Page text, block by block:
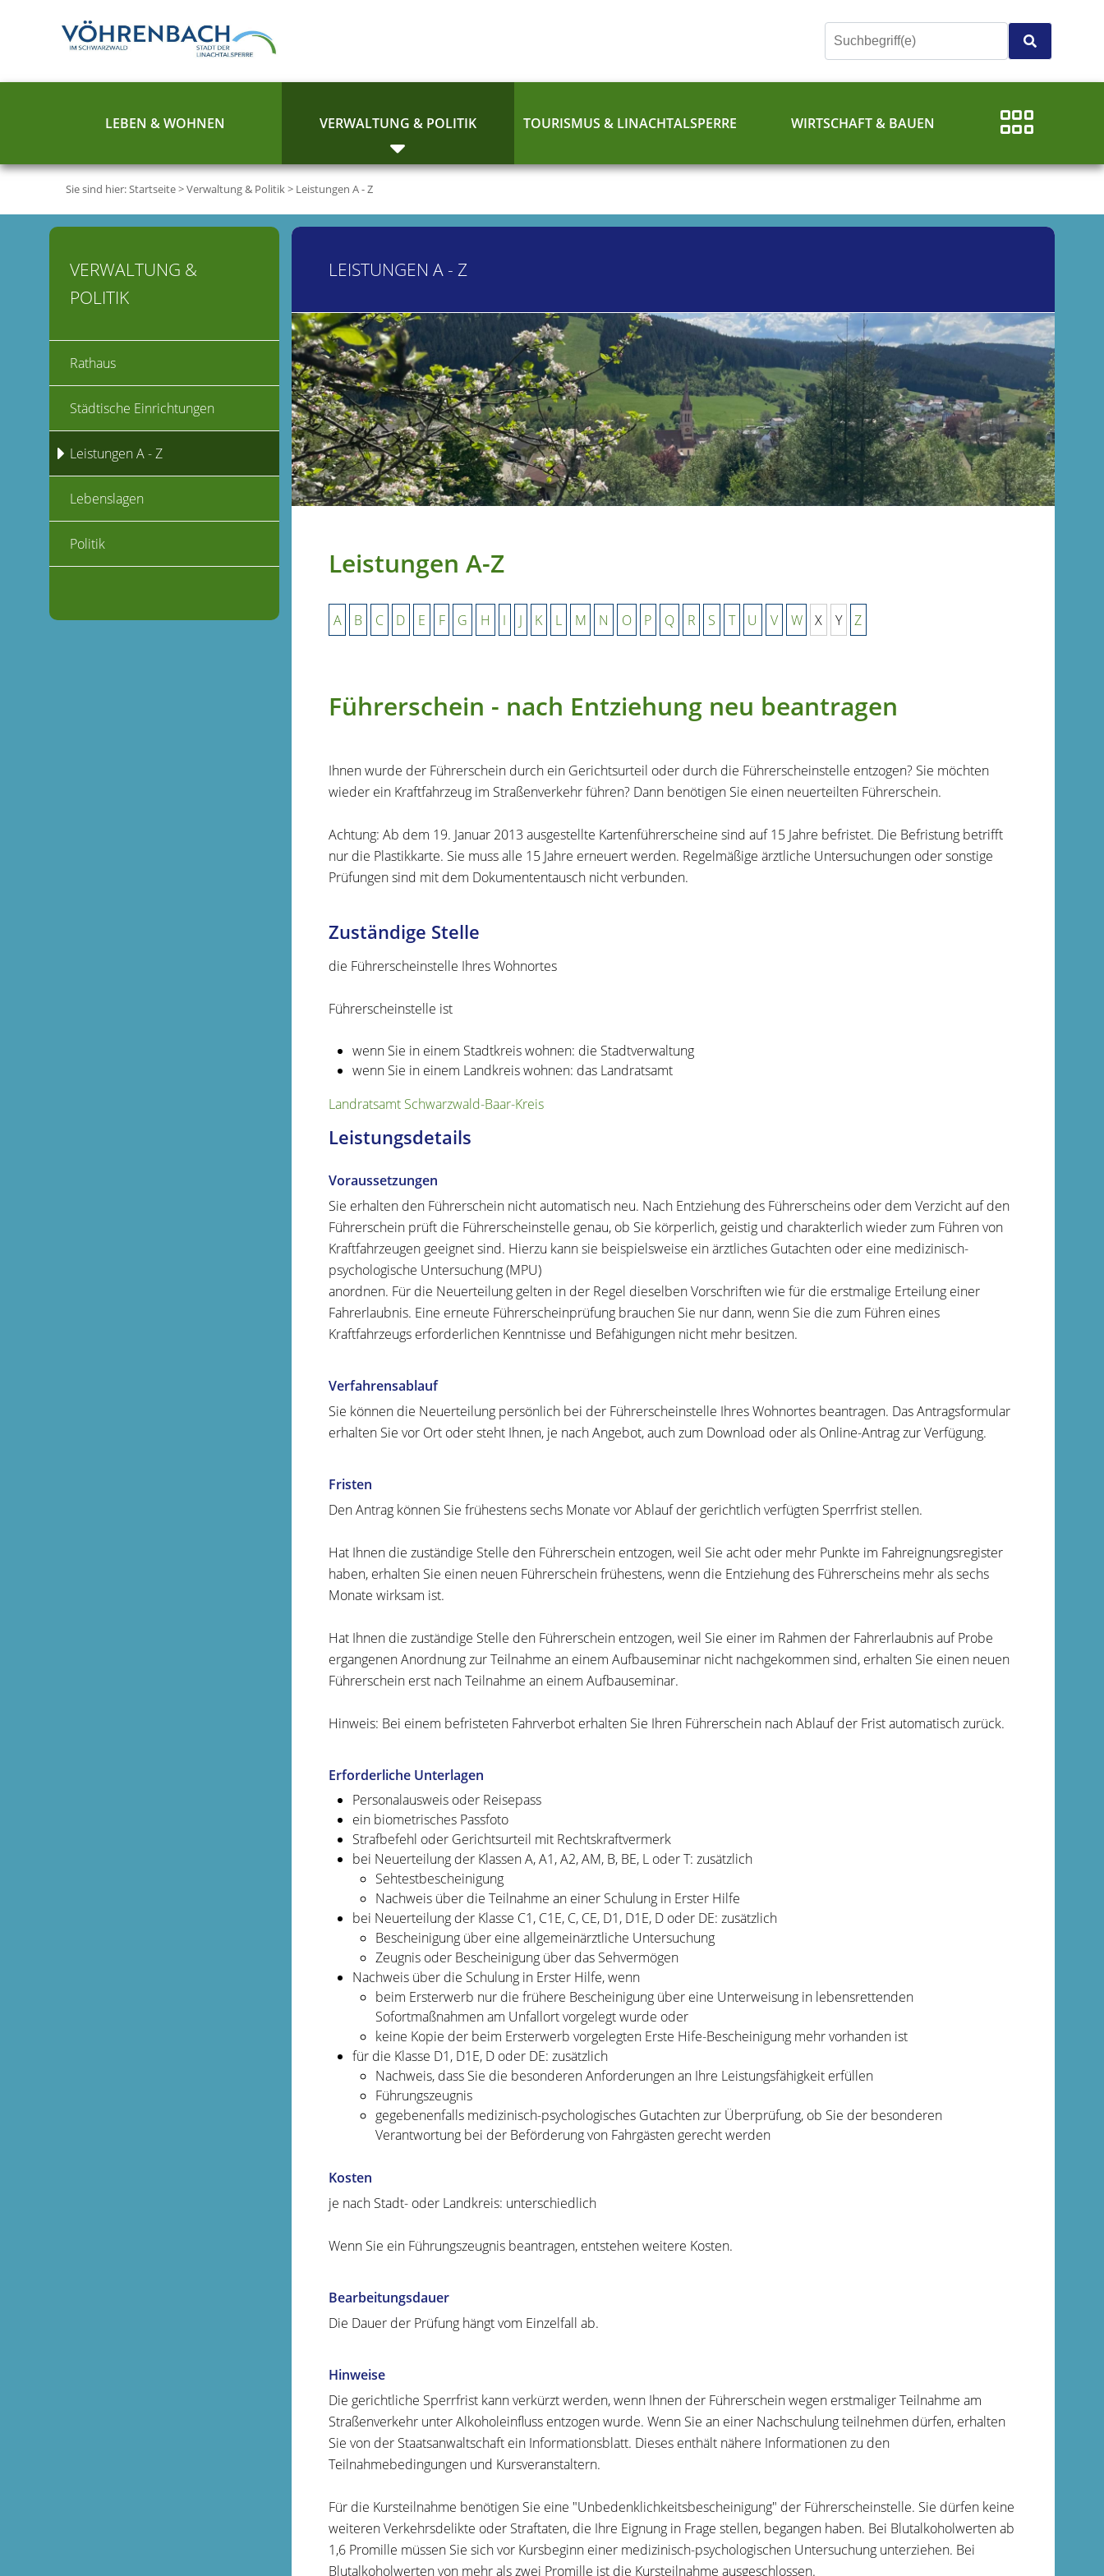
LEBEN & WOHNEN VERWALTUNG & POLITIK TOURISMUS & LINACHTALSPERRE WIRTSCHAFT & BAUEN
Sie sind hier:Startseite>Verwaltung & Politik> Leistungen A - Z
LEISTUNGEN A - Z
Leistungen A-Z
A B C D E F G H I J K L M N O P Q R S T U V W X Y Z
Führerschein - nach Entziehung neu beantragen
Ihnen wurde der Führerschein durch ein Gerichtsurteil oder durch die Führerscheinstelle entzogen? Sie möchten
wieder ein Kraftfahrzeug im Straßenverkehr führen? Dann benötigen Sie einen neuerteilten Führerschein.
Achtung: Ab dem 19. Januar 2013 ausgestellte Kartenführerscheine sind auf 15 Jahre befristet. Die Befristung betrifft
nur die Plastikkarte. Sie muss alle 15 Jahre erneuert werden. Regelmäßige ärztliche Untersuchungen oder sonstige
Prüfungen sind mit dem Dokumententausch nicht verbunden.
Zuständige Stelle
die Führerscheinstelle Ihres Wohnortes
Führerscheinstelle ist
wenn Sie in einem Stadtkreis wohnen: die Stadtverwaltung
wenn Sie in einem Landkreis wohnen: das Landratsamt
Landratsamt Schwarzwald-Baar-Kreis
Leistungsdetails
Voraussetzungen
Sie erhalten den Führerschein nicht automatisch neu. Nach Entziehung des Führerscheins oder dem Verzicht auf den
Führerschein prüft die Führerscheinstelle genau, ob Sie körperlich, geistig und charakterlich wieder zum Führen von
Kraftfahrzeugen geeignet sind. Hierzu kann sie beispielsweise ein ärztliches Gutachten oder eine medizinisch-
psychologische Untersuchung (MPU)
anordnen. Für die Neuerteilung gelten in der Regel dieselben Vorschriften wie für die erstmalige Erteilung einer
Fahrerlaubnis. Eine erneute Führerscheinprüfung brauchen Sie nur dann, wenn Sie die zum Führen eines
Kraftfahrzeugs erforderlichen Kenntnisse und Befähigungen nicht mehr besitzen.
Verfahrensablauf
Sie können die Neuerteilung persönlich bei der Führerscheinstelle Ihres Wohnortes beantragen. Das Antragsformular
erhalten Sie vor Ort oder steht Ihnen, je nach Angebot, auch zum Download oder als Online-Antrag zur Verfügung.
Fristen
Den Antrag können Sie frühestens sechs Monate vor Ablauf der gerichtlich verfügten Sperrfrist stellen.
Hat Ihnen die zuständige Stelle den Führerschein entzogen, weil Sie acht oder mehr Punkte im Fahreignungsregister
haben, erhalten Sie einen neuen Führerschein frühestens, wenn die Entziehung des Führerscheins mehr als sechs
Monate wirksam ist.
Hat Ihnen die zuständige Stelle den Führerschein entzogen, weil Sie einer im Rahmen der Fahrerlaubnis auf Probe
ergangenen Anordnung zur Teilnahme an einem Aufbauseminar nicht nachgekommen sind, erhalten Sie einen neuen
Führerschein erst nach Teilnahme an einem Aufbauseminar.
Hinweis: Bei einem befristeten Fahrverbot erhalten Sie Ihren Führerschein nach Ablauf der Frist automatisch zurück.
Erforderliche Unterlagen
Personalausweis oder Reisepass
ein biometrisches Passfoto
Strafbefehl oder Gerichtsurteil mit Rechtskraftvermerk
bei Neuerteilung der Klassen A, A1, A2, AM, B, BE, L oder T: zusätzlich
Sehtestbescheinigung
Nachweis über die Teilnahme an einer Schulung in Erster Hilfe
bei Neuerteilung der Klasse C1, C1E, C, CE, D1, D1E, D oder DE: zusätzlich
Bescheinigung über eine allgemeinärztliche Untersuchung
Zeugnis oder Bescheinigung über das Sehvermögen
Nachweis über die Schulung in Erster Hilfe, wenn
beim Ersterwerb nur die frühere Bescheinigung über eine Unterweisung in lebensrettenden
Sofortmaßnahmen am Unfallort vorgelegt wurde oder
keine Kopie der beim Ersterwerb vorgelegten Erste Hife-Bescheinigung mehr vorhanden ist
für die Klasse D1, D1E, D oder DE: zusätzlich
Nachweis, dass Sie die besonderen Anforderungen an Ihre Leistungsfähigkeit erfüllen
Führungszeugnis
gegebenenfalls medizinisch-psychologisches Gutachten zur Überprüfung, ob Sie der besonderen
Verantwortung bei der Beförderung von Fahrgästen gerecht werden
Kosten
je nach Stadt- oder Landkreis: unterschiedlich
Wenn Sie ein Führungszeugnis beantragen, entstehen weitere Kosten.
Bearbeitungsdauer
Die Dauer der Prüfung hängt vom Einzelfall ab.
Hinweise
Die gerichtliche Sperrfrist kann verkürzt werden, wenn Ihnen der Führerschein wegen erstmaliger Teilnahme am
Straßenverkehr unter Alkoholeinfluss entzogen wurde. Wenn Sie an einer Nachschulung teilnehmen dürfen, erhalten
Sie von der Staatsanwaltschaft ein Informationsblatt. Dieses enthält nähere Informationen zu den
Teilnahmebedingungen und Kursveranstaltern.
Für die Kursteilnahme benötigen Sie eine "Unbedenklichkeitsbescheinigung" der Führerscheinstelle. Sie dürfen keine
weiteren Verkehrsdelikte oder Straftaten, die Ihre Eignung in Frage stellen, begangen haben. Bei Blutalkoholwerten ab
1,6 Promille müssen Sie sich vor Kursbeginn einer medizinisch-psychologischen Untersuchung unterziehen. Bei
Blutalkoholwerten von mehr als zwei Promille ist die Kursteilnahme ausgeschlossen.
VERWALTUNG &
POLITIK
Rathaus
Städtische Einrichtungen
Leistungen A - Z
Lebenslagen
Politik